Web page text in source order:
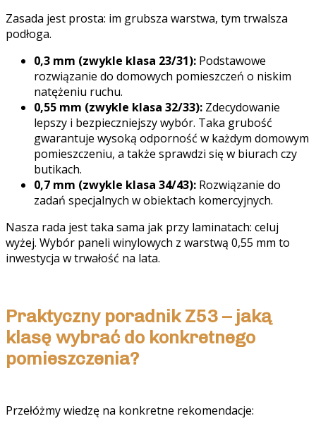
Zasada jest prosta: im grubsza warstwa, tym trwalsza
podłoga.
0,3 mm (zwykle klasa 23/31): Podstawowe
rozwiązanie do domowych pomieszczeń o niskim
natężeniu ruchu.
0,55 mm (zwykle klasa 32/33): Zdecydowanie
lepszy i bezpieczniejszy wybór. Taka grubość
gwarantuje wysoką odporność w każdym domowym
pomieszczeniu, a także sprawdzi się w biurach czy
butikach.
0,7 mm (zwykle klasa 34/43): Rozwiązanie do
zadań specjalnych w obiektach komercyjnych.
Nasza rada jest taka sama jak przy laminatach: celuj
wyżej. Wybór paneli winylowych z warstwą 0,55 mm to
inwestycja w trwałość na lata.
Praktyczny poradnik Z53 – jaką
klasę wybrać do konkretnego
pomieszczenia?
Przełóżmy wiedzę na konkretne rekomendacje: